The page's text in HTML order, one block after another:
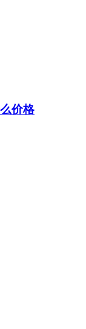
价格